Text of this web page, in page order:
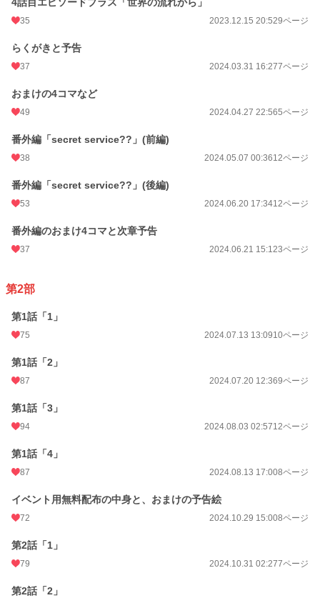
35 2023.12.15 20:529ページ
らくがきと予告
37 2024.03.31 16:277ページ
おまけの4コマなど
49 2024.04.27 22:565ページ
番外編「secret service??」(前編)
38 2024.05.07 00:3612ページ
番外編「secret service??」(後編)
53 2024.06.20 17:3412ページ
番外編のおまけ4コマと次章予告
37 2024.06.21 15:123ページ
第2部
第1話「1」
75 2024.07.13 13:0910ページ
第1話「2」
87 2024.07.20 12:369ページ
第1話「3」
94 2024.08.03 02:5712ページ
第1話「4」
87 2024.08.13 17:008ページ
イベント用無料配布の中身と、おまけの予告絵
72 2024.10.29 15:008ページ
第2話「1」
79 2024.10.31 02:277ページ
第2話「2」